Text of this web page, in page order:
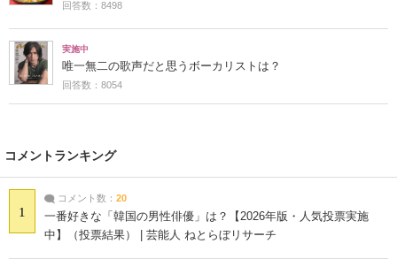
回答数：8498
実施中
唯一無二の歌声だと思うボーカリストは？
回答数：8054
コメントランキング
1
コメント数： 20
一番好きな「韓国の男性俳優」は？【2026年版・人気投票実施
中】（投票結果） | 芸能人 ねとらぼリサーチ